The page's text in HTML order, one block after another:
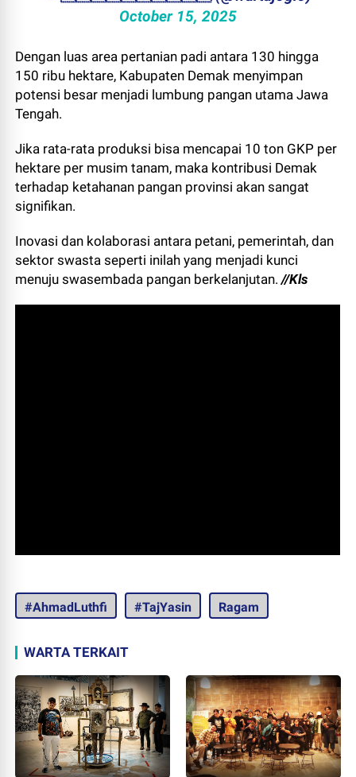
October 15, 2025
Dengan luas area pertanian padi antara 130 hingga
150 ribu hektare, Kabupaten Demak menyimpan
potensi besar menjadi lumbung pangan utama Jawa
Tengah.
Jika rata-rata produksi bisa mencapai 10 ton GKP per
hektare per musim tanam, maka kontribusi Demak
terhadap ketahanan pangan provinsi akan sangat
signifikan.
Inovasi dan kolaborasi antara petani, pemerintah, dan
sektor swasta seperti inilah yang menjadi kunci
menuju swasembada pangan berkelanjutan.//Kls
#AhmadLuthfi #TajYasin Ragam
WARTA TERKAIT